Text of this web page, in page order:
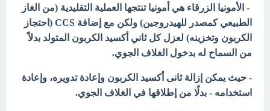
- الأمونيا الزرقاء هي أمونيا تنتجها العملية التقليدية (من الغاز
الطبيعي كمصدر للهيدروجين) ولكن مع إضافة CCS (احتجاز
الكربون وتخزينه) لعزل كل ثاني أكسيد الكربون المتولد بدلاً
من السماح له بدخول الغلاف الجوي.
- حيث يمكن إزالة ثانى أكسيد الكربون وإعادة تدويره، وإعادة
استخدامه - بدلًا من إطلاقها في الغلاف الجوي.